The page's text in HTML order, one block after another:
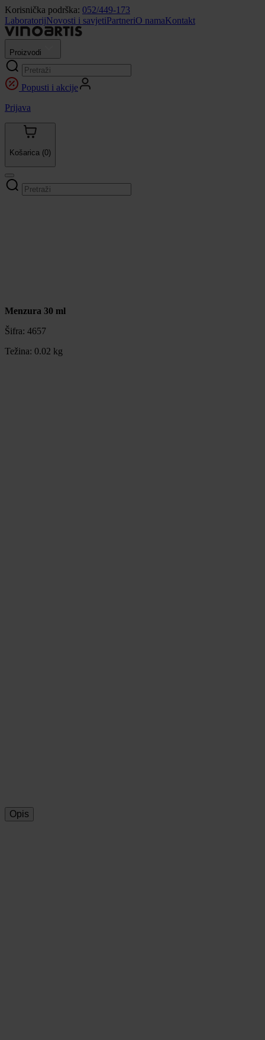
Korisnička podrška: 052/449-173
LaboratorijNovosti i savjetiPartneriO namaKontakt
Proizvodi
Popusti i akcije
Prijava
Košarica (0)
Menzura 30 ml
Šifra: 4657
Težina: 0.02 kg
Opis